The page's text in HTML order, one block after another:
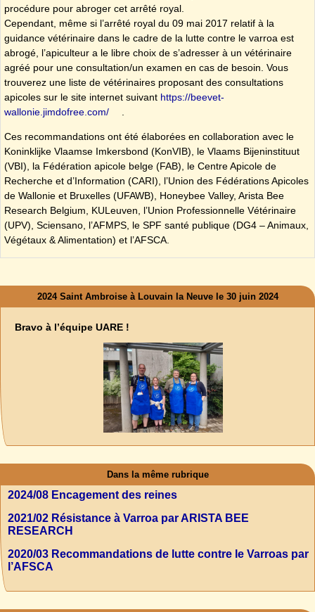
procédure pour abroger cet arrêté royal.
Cependant, même si l’arrêté royal du 09 mai 2017 relatif à la
guidance vétérinaire dans le cadre de la lutte contre le varroa est
abrogé, l’apiculteur a le libre choix de s’adresser à un vétérinaire
agréé pour une consultation/un examen en cas de besoin. Vous
trouverez une liste de vétérinaires proposant des consultations
apicoles sur le site internet suivant https://beevet-
wallonie.jimdofree.com/
Ces recommandations ont été élaborées en collaboration avec le
Koninklijke Vlaamse Imkersbond (KonVIB), le Vlaams Bijeninstituut
(VBI), la Fédération apicole belge (FAB), le Centre Apicole de
Recherche et d’Information (CARI), l’Union des Fédérations Apicoles
de Wallonie et Bruxelles (UFAWB), Honeybee Valley, Arista Bee
Research Belgium, KULeuven, l’Union Professionnelle Vétérinaire
(UPV), Sciensano, l’AFMPS, le SPF santé publique (DG4 – Animaux,
Végétaux & Alimentation) et l’AFSCA.
2024 Saint Ambroise à Louvain la Neuve le 30 juin 2024
Bravo à l’équipe UARE !
Dans la même rubrique
2024/08 Encagement des reines
2021/02 Résistance à Varroa par ARISTA BEE
RESEARCH
2020/03 Recommandations de lutte contre le Varroas par
l’AFSCA